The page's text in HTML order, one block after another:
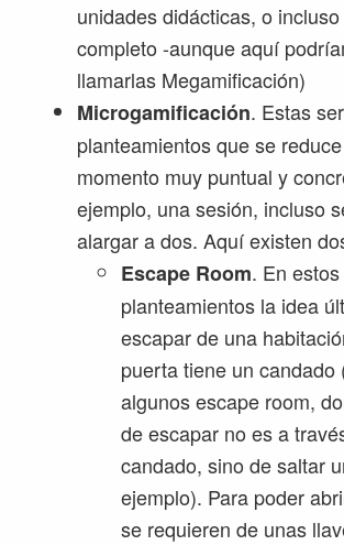
unidades didácticas, o
completo -aunque aquí
llamarlas Megamificación)
Microgamificación. Estas
planteamientos que se
momento muy puntual y
ejemplo, una sesión, incluso
alargar a dos. Aquí existen
Escape Room. En estos
planteamientos la idea
escapar de una
puerta tiene un candado
algunos escape room,
de escapar no es a
candado, sino de saltar
ejemplo). Para poder
se requieren de unas